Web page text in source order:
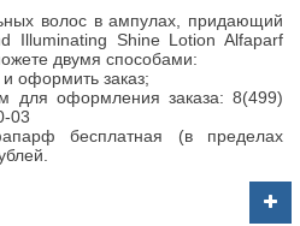
волос в ампулах, придающий
Illuminating Shine Lotion Alfaparf
двумя способами:
и оформить заказ;
для оформления заказа: 8(499)
03
бесплатная (в пределах